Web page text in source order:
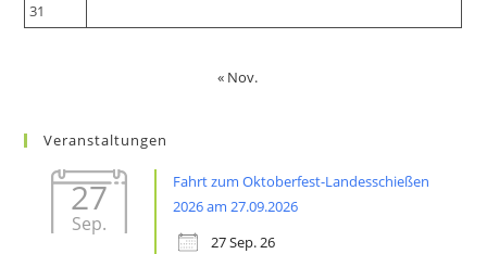
31
« Nov.
Veranstaltungen
27
Sep.
Fahrt zum Oktoberfest-Landesschießen
2026 am 27.09.2026
27 Sep. 26